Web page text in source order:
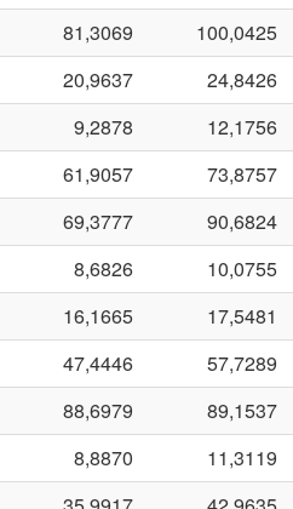
81,3069 100,0425
20,9637 24,8426
9,2878 12,1756
61,9057 73,8757
69,3777 90,6824
8,6826 10,0755
16,1665 17,5481
47,4446 57,7289
88,6979 89,1537
8,8870 11,3119